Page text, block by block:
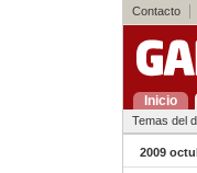
Contacto
Inicio
Temas del
2009